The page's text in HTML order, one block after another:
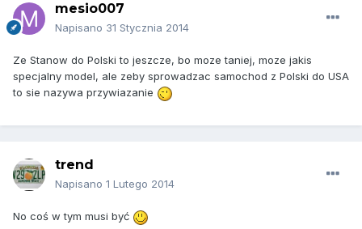
mesio007
Napisano 31 Stycznia 2014
Ze Stanow do Polski to jeszcze, bo moze taniej, moze jakis
specjalny model, ale zeby sprowadzac samochod z Polski do USA
to sie nazywa przywiazanie
trend
Napisano 1 Lutego 2014
No coś w tym musi być